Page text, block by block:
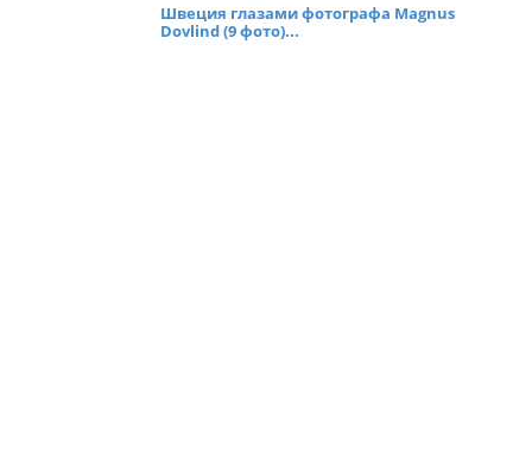
Швеция глазами фотографа Magnus
Dovlind (9 фото)...